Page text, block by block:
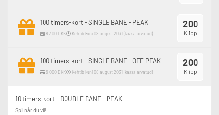
200
Klipp
100 timers-kort - SINGLE BANE - PEAK
8 300 DKK Kehtib kuni 08 august 2031 (kaasa arvatud).
200
Klipp
100 timers-kort - SINGLE BANE - OFF-PEAK
6 000 DKK Kehtib kuni 08 august 2031 (kaasa arvatud).
10 timers-kort - DOUBLE BANE - PEAK
Spil når du vil!